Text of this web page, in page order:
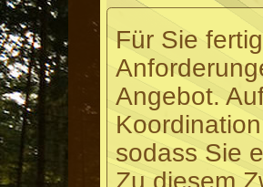
Für Sie
Angebot.
sodass Sie
Zu diesem